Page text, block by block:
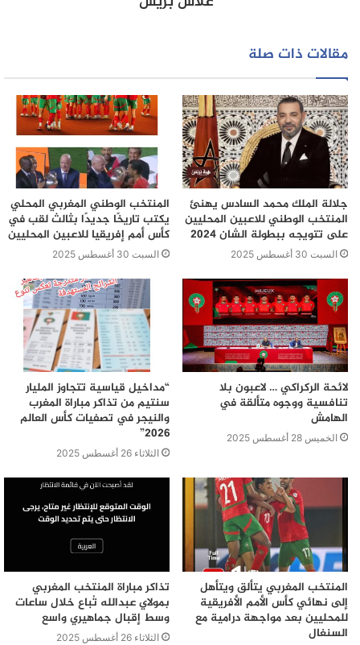
رئيسا للمكتب المديري للفريق الذي سيباشر أعماله رسميا
طارق كنوز/ نابه : محمد خيدون / أمين امال : كمال حضراوي /
نائبه أحمد مقيسات
المستشارون : محمد صعصاع ، محمد فرح ، عزيز نباتي .
مقالات ذات صلة
جلالة الملك محمد السادس يهنئ
المنتخب الوطني للاعبين المحليين
على تتويجه ببطولة الشان 2024
السبت 30 أغسطس 2025
المنتخب الوطني المغربي المحلي
يكتب تاريخًا جديدًا بثالث لقب في
كأس أمم إفريقيا للاعبين المحليين
السبت 30 أغسطس 2025
لائحة الركراكي … لاعبون بلا
تنافسية ووجوه متألقة في
الهامش
الخميس 28 أغسطس 2025
“مداخيل قياسية تتجاوز المليار
سنتيم من تذاكر مباراة المغرب
والنيجر في تصفيات كأس العالم
2026”
الثلاثاء 26 أغسطس 2025
المنتخب المغربي يتألق ويتأهل
إلى نهائي كأس الأمم الأفريقية
للمحليين بعد مواجهة درامية مع
السنغال
تذاكر مباراة المنتخب المغربي
بمولاي عبدالله تُباع خلال ساعات
وسط إقبال جماهيري واسع
الثلاثاء 26 أغسطس 2025